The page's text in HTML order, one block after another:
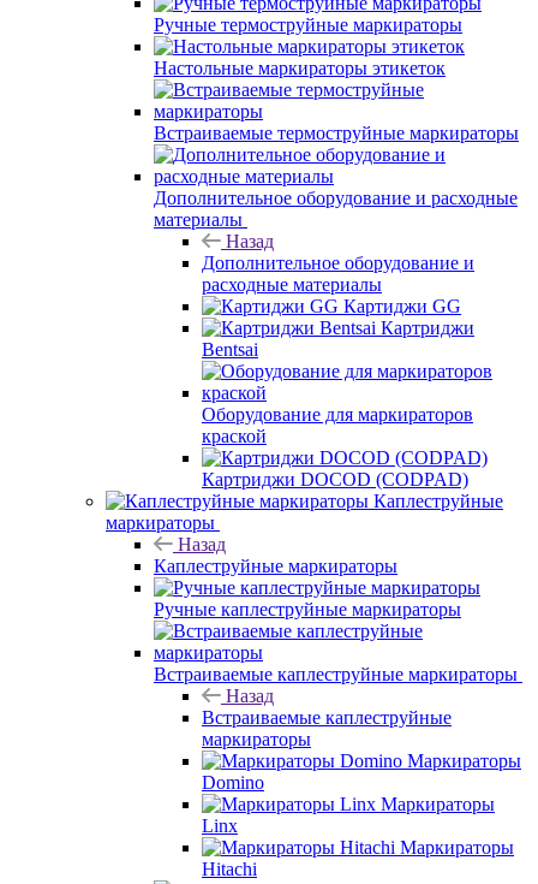
Ручные термоструйные маркираторы
Настольные маркираторы этикеток
Встраиваемые термоструйные маркираторы
Дополнительное оборудование и расходные
материалы
Назад
Дополнительное оборудование и
расходные материалы
Картиджи GG
Картриджи
Bentsai
Оборудование для маркираторов
краской
Картриджи DOCOD (CODPAD)
Каплеструйные
маркираторы
Назад
Каплеструйные маркираторы
Ручные каплеструйные маркираторы
Встраиваемые каплеструйные маркираторы
Назад
Встраиваемые каплеструйные
маркираторы
Маркираторы
Domino
Маркираторы
Linx
Маркираторы
Hitachi